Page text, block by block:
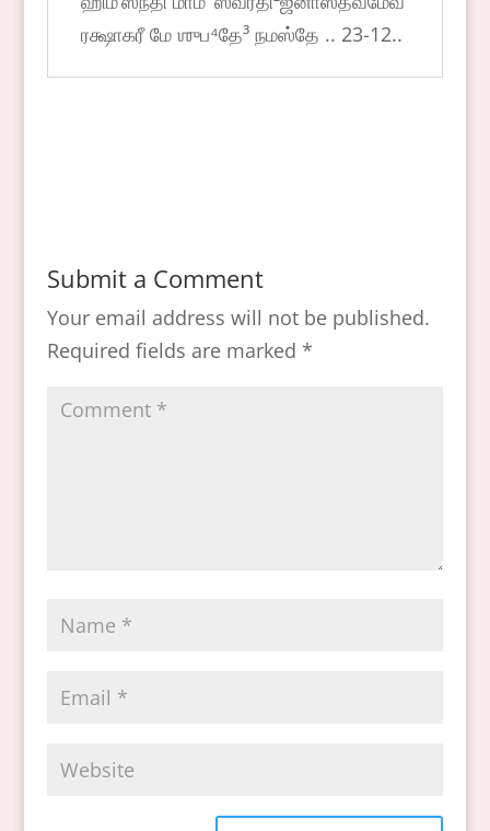
ரக்ஷாகரீ மே ஶுப⁴தே³ நமஸ்தே .. 23-12..
Submit a Comment
Your email address will not be published.
Required fields are marked *